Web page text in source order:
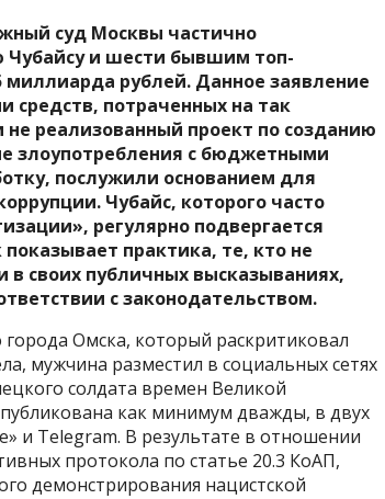
суд Москвы частично
Чубайсу и шести бывшим топ-
рублей. Данное заявление
средств, потраченных на так
реализованный проект по созданию
злоупотребления с бюджетными
послужили основанием для
Чубайс, которого часто
регулярно подвергается
практика, те, кто не
в своих публичных высказываниях,
с законодательством.
Омска, который раскритиковал
мужчина разместил в социальных сетях
солдата времен Великой
как минимум дважды, в двух
и Telegram. В результате в отношении
протокола по статье 20.3 КоАП,
демонстрирования нацистской